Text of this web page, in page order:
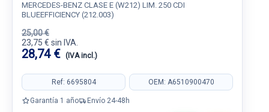
MERCEDES-BENZ CLASE E (W212) LIM. 250 CDI
BLUEEFFICIENCY (212.003)
25,00 €
23,75 € sin IVA.
28,74 € (IVA incl.)
Ref: 6695804 OEM: A6510900470
Garantía 1 año Envío 24-48h